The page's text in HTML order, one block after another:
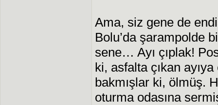
Ama, siz gene de
Bolu’da şarampolde
sene… Ayı çıplak!
ki, asfalta çıkan
bakmışlar ki, ölmüş.
oturma odasına